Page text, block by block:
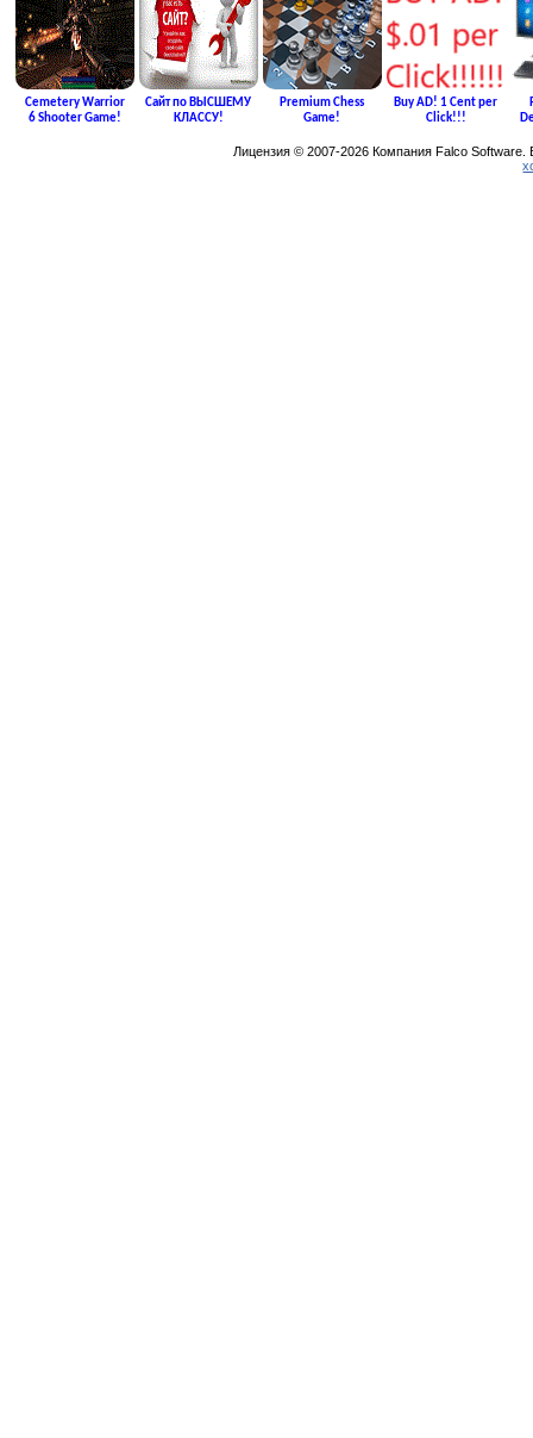
Cemetery Warrior
6 Shooter Game!
Сайт по ВЫСШЕМУ
КЛАССУ!
Premium Chess
Game!
Buy AD! 1 Cent per
Click!!!
Лицензия © 2007-2026 Компания Falco